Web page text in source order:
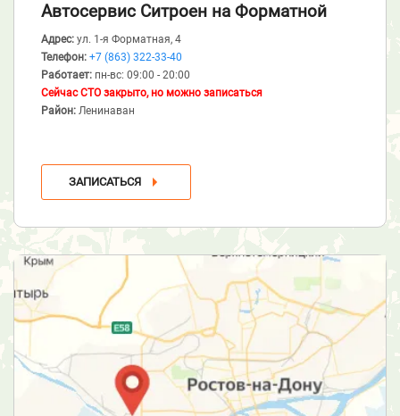
Автосервис Ситроен на Форматной
Адрес: ул. 1-я Форматная, 4
Телефон: +7 (863) 322-33-40
Работает: пн-вс: 09:00 - 20:00
Сейчас СТО закрыто, но можно записаться
Район: Ленинаван
ЗАПИСАТЬСЯ